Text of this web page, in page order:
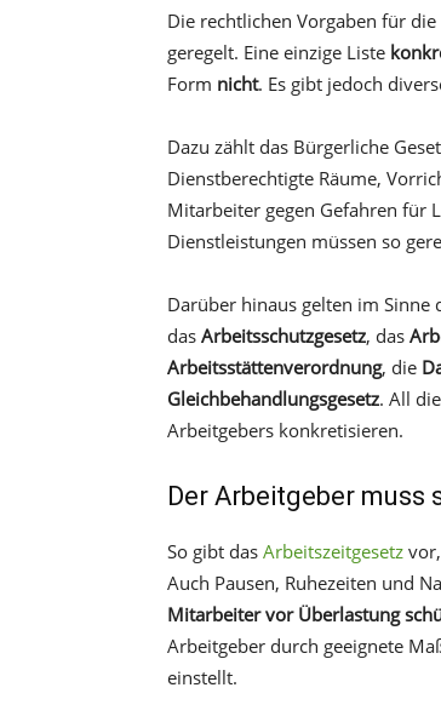
Die rechtlichen Vorgaben für
geregelt. Eine einzige Liste
Form nicht. Es gibt jedoch
Dazu zählt das Bürgerliche
Dienstberechtigte Räume,
Mitarbeiter gegen Gefahren für
Dienstleistungen müssen so
Darüber hinaus gelten im
das Arbeitsschutzgesetz, das
Arbeitsstättenverordnung, die
Gleichbehandlungsgesetz. All
Arbeitgebers konkretisieren.
Der Arbeitgeber muss
So gibt das Arbeitszeitgesetz
Auch Pausen, Ruhezeiten und
Mitarbeiter vor Überlastung
Arbeitgeber durch geeignete
einstellt.